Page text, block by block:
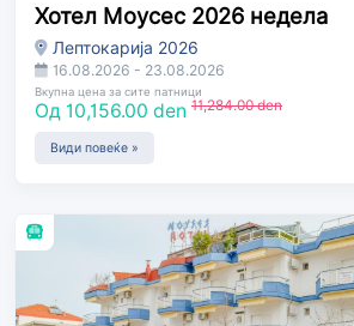
Хотел Моусес 2026 недела
Лептокарија 2026
16.08.2026 - 23.08.2026
Вкупна цена за сите патници
Од 10,156.00 den 11,284.00 den
Види повеќе »